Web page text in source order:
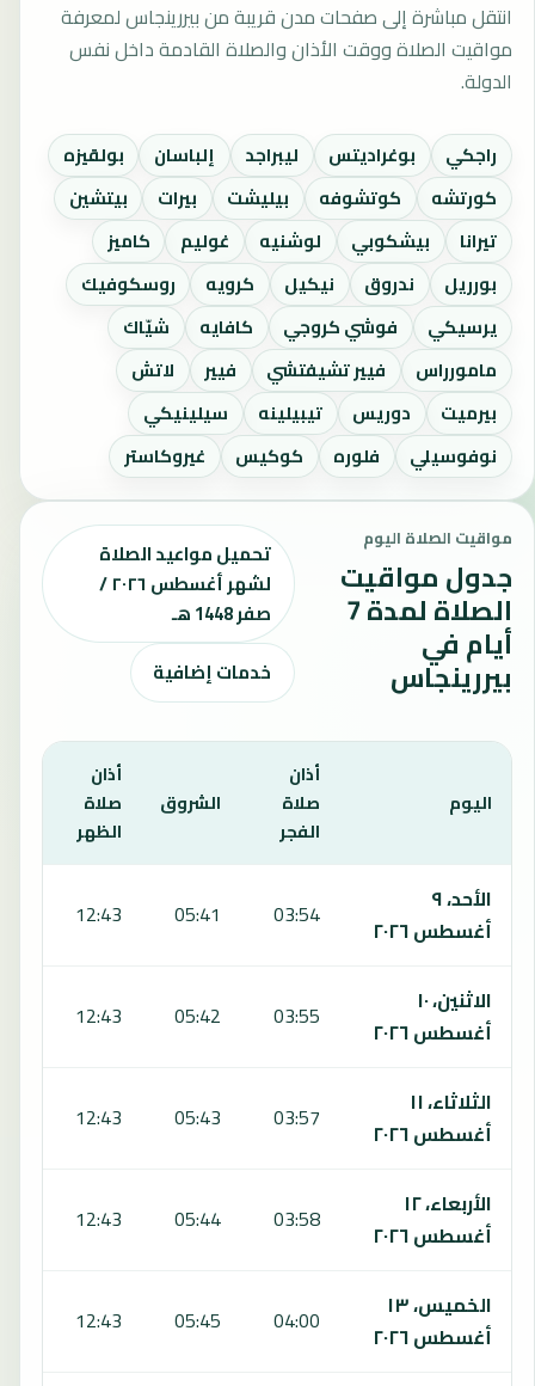
انتقل مباشرة إلى صفحات مدن قريبة من بيررينجاس لمعرفة
مواقيت الصلاة ووقت الأذان والصلاة القادمة داخل نفس
الدولة.
راجكي بوغراديتس ليبراجد إلباسان
بولقيزه
كورتشه
كوتشوفه بيليشت بيرات
بيتشين
تيرانا
بيشكوبي لوشنيه غوليم
كاميز
بورريل
ندروق نيكيل كرويه
روسكوفيك
يرسيكي
فوشي كروجي كافايه
شيّاك
مامورراس
فيير تشيفتشي فيير
لاتش
بيرميت
دوريس تيبيلينه
سيلينيكي
نوفوسيلي
فلوره كوكيس غيروكاستر
مواقيت الصلاة اليوم
جدول مواقيت
الصلاة لمدة 7
أيام في
بيررينجاس
تحميل مواعيد الصلاة
لشهر أغسطس ٢٠٢٦ /
صفر 1448 هـ
خدمات إضافية
اليوم
أذان
صلاة
الفجر
الشروق
أذان
صلاة
الظهر
الأحد، ٩
أغسطس ٢٠٢٦
03:54
05:41
12:43
الاثنين، ١٠
أغسطس ٢٠٢٦
03:55
05:42
12:43
الثلاثاء، ١١
أغسطس ٢٠٢٦
03:57
05:43
12:43
الأربعاء، ١٢
أغسطس ٢٠٢٦
03:58
05:44
12:43
الخميس، ١٣
أغسطس ٢٠٢٦
04:00
05:45
12:43